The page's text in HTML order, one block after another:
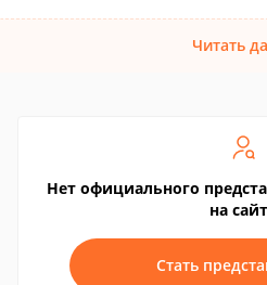
Читать
Нет официального
на
Стать